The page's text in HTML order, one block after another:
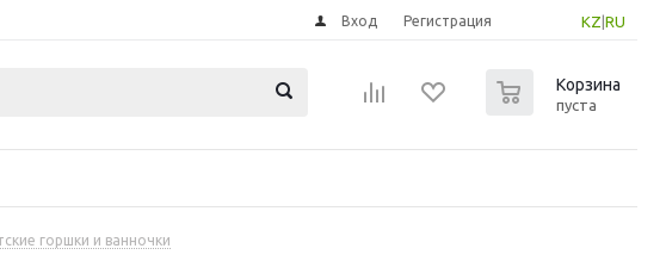
KZ RU
Вход Регистрация
Корзина
пуста
горшки и ванночки